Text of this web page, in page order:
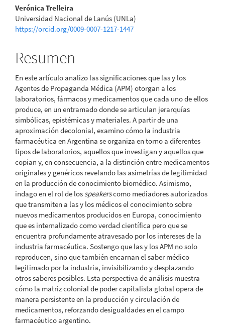
Contenido
principal
artículo
Verónica Trelleira
Universidad Nacional de Lanús (UNLa)
https://orcid.org/0009-0007-1217-1447
Resumen
En este artículo analizo las significaciones que las y los
Agentes de Propaganda Médica (APM) otorgan a los
laboratorios, fármacos y medicamentos que cada uno de ellos
produce, en un entramado donde se articulan jerarquías
simbólicas, epistémicas y materiales. A partir de una
aproximación decolonial, examino cómo la industria
farmacéutica en Argentina se organiza en torno a diferentes
tipos de laboratorios, aquellos que investigan y aquellos que
copian y, en consecuencia, a la distinción entre medicamentos
originales y genéricos revelando las asimetrías de legitimidad
en la producción de conocimiento biomédico. Asimismo,
indago en el rol de los speakerscomo mediadores autorizados
que transmiten a las y los médicos el conocimiento sobre
nuevos medicamentos producidos en Europa, conocimiento
que es internalizado como verdad científica pero que se
encuentra profundamente atravesado por los intereses de la
industria farmacéutica. Sostengo que las y los APM no solo
reproducen, sino que también encarnan el saber médico
legitimado por la industria, invisibilizando y desplazando
otros saberes posibles. Esta perspectiva de análisis muestra
cómo la matriz colonial de poder capitalista global opera de
manera persistente en la producción y circulación de
medicamentos, reforzando desigualdades en el campo
farmacéutico argentino.